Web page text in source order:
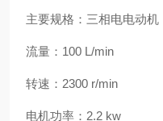
主要规格：三相电电动机
流量：100 L/min
转速：2300 r/min
电机功率：2.2 kw